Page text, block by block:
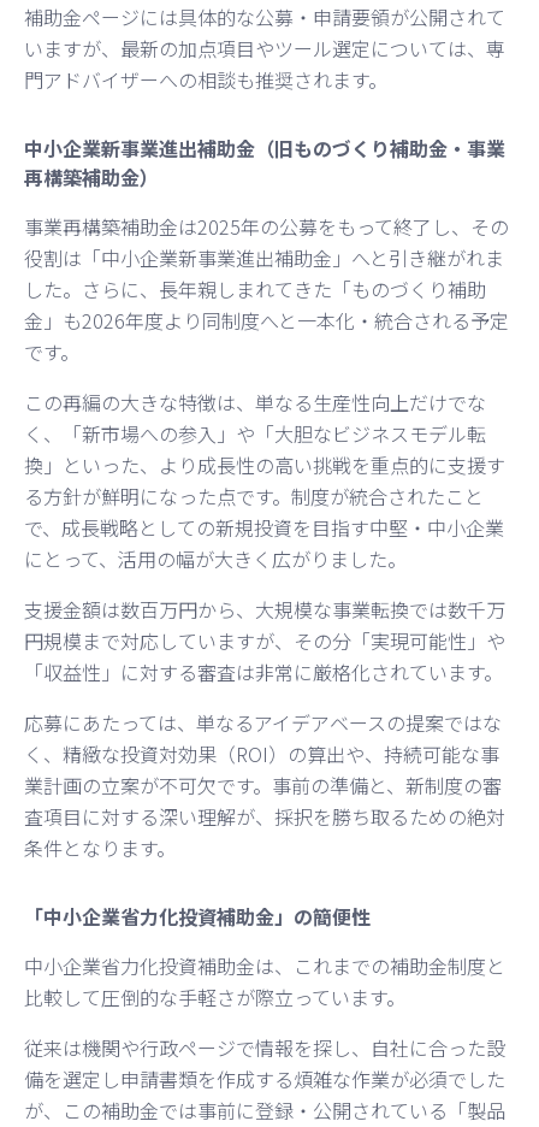
補助金ページには具体的な公募・申請要領が公開されて
いますが、最新の加点項目やツール選定については、専
門アドバイザーへの相談も推奨されます。
中小企業新事業進出補助金（旧ものづくり補助金・事業
再構築補助金）
事業再構築補助金は2025年の公募をもって終了し、その
役割は「中小企業新事業進出補助金」へと引き継がれま
した。さらに、長年親しまれてきた「ものづくり補助
金」も2026年度より同制度へと一本化・統合される予定
です。
この再編の大きな特徴は、単なる生産性向上だけでな
く、「新市場への参入」や「大胆なビジネスモデル転
換」といった、より成長性の高い挑戦を重点的に支援す
る方針が鮮明になった点です。制度が統合されたこと
で、成長戦略としての新規投資を目指す中堅・中小企業
にとって、活用の幅が大きく広がりました。
支援金額は数百万円から、大規模な事業転換では数千万
円規模まで対応していますが、その分「実現可能性」や
「収益性」に対する審査は非常に厳格化されています。
応募にあたっては、単なるアイデアベースの提案ではな
く、精緻な投資対効果（ROI）の算出や、持続可能な事
業計画の立案が不可欠です。事前の準備と、新制度の審
査項目に対する深い理解が、採択を勝ち取るための絶対
条件となります。
「中小企業省力化投資補助金」の簡便性
中小企業省力化投資補助金は、これまでの補助金制度と
比較して圧倒的な手軽さが際立っています。
従来は機関や行政ページで情報を探し、自社に合った設
備を選定し申請書類を作成する煩雑な作業が必須でした
が、この補助金では事前に登録・公開されている「製品